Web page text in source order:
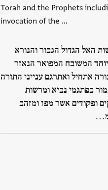
Torah and the Prophets
invocation of the …
האל הגדול הגבור והנורא
המשובח המפואר הנאזר
אתחיל ואתרגם ענייני התורה
בפתגמי נביא ומרשות
ופקודים אשר מפז ומזהב